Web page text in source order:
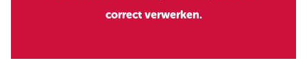
correct verwerken.